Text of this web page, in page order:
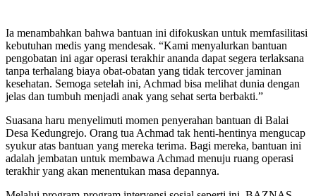
Ia menambahkan bahwa bantuan ini difokuskan untuk memfasilitasi
kebutuhan medis yang mendesak. “Kami menyalurkan bantuan
pengobatan ini agar operasi terakhir ananda dapat segera terlaksana
tanpa terhalang biaya obat-obatan yang tidak tercover jaminan
kesehatan. Semoga setelah ini, Achmad bisa melihat dunia dengan
jelas dan tumbuh menjadi anak yang sehat serta berbakti.”
Suasana haru menyelimuti momen penyerahan bantuan di Balai
Desa Kedungrejo. Orang tua Achmad tak henti-hentinya mengucap
syukur atas bantuan yang mereka terima. Bagi mereka, bantuan ini
adalah jembatan untuk membawa Achmad menuju ruang operasi
terakhir yang akan menentukan masa depannya.